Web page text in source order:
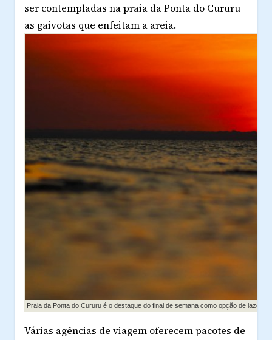
ser contempladas na praia da Ponta do Cururu
as gaivotas que enfeitam a areia.
Praia da Ponta do Cururu é o destaque do final de semana como opção de lazer
Várias agências de viagem oferecem pacotes de